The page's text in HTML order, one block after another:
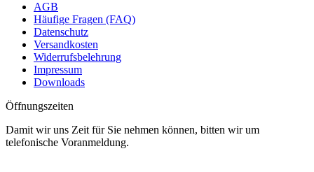
AGB
Häufige Fragen (FAQ)
Datenschutz
Versandkosten
Widerrufsbelehrung
Impressum
Downloads
Öffnungszeiten
Damit wir uns Zeit für Sie nehmen können, bitten wir um
telefonische Voranmeldung.